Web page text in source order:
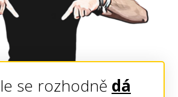
se rozhodně dá